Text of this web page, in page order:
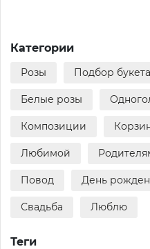
Категории
Розы Подбор букета
Белые розы
Композиции
Любимой
Повод День
Свадьба Люблю
Теги